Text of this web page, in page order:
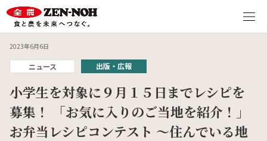
2023年6月6日
ニュース 出版・広報
小学生を対象に９月１５日までレシピを
募集！ 「お気に入りのご当地を紹介！」
お弁当レシピコンテスト ～住んでいる地